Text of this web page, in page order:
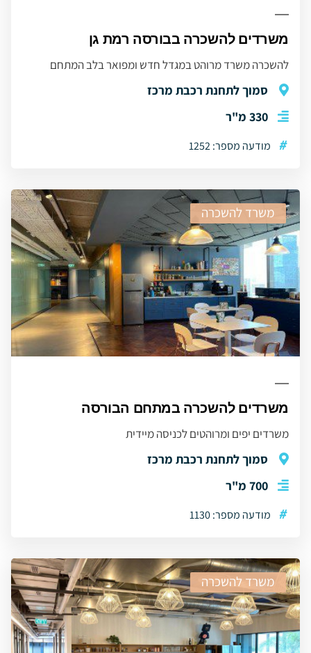
משרדים להשכרה בבורסה רמת גן
להשכרה משרד מרוהט במגדל חדש ומפואר בלב המתחם
סמוך לתחנת רכבת מרכז
330 מ"ר
# מודעה מספר: 1252
משרד להשכרה
משרדים להשכרה במתחם הבורסה
משרדים יפים ומרוהטים לכניסה מיידית
סמוך לתחנת רכבת מרכז
700 מ"ר
# מודעה מספר: 1130
משרד להשכרה